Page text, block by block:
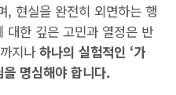
, 현실을 완전히 외면하는 행
대한 깊은 고민과 열정은 반
지나하나의 실험적인 ‘가
명심해야 합니다.